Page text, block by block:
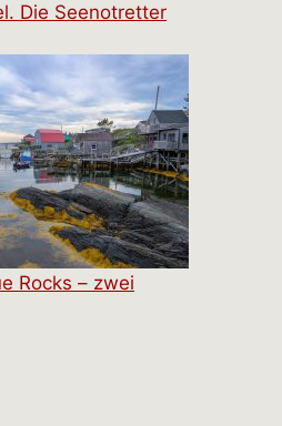
Die Seenotretter
Rocks – zwei